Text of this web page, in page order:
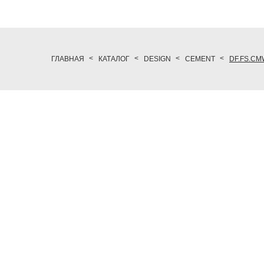
ГЛАВНАЯ КАТАЛОГ DESIGN CEMENT